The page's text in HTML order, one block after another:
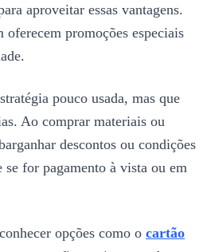
aproveitar essas vantagens.
oferecem promoções especiais
pouco usada, mas que
Ao comprar materiais ou
descontos ou condições
for pagamento à vista ou em
opções como o cartão